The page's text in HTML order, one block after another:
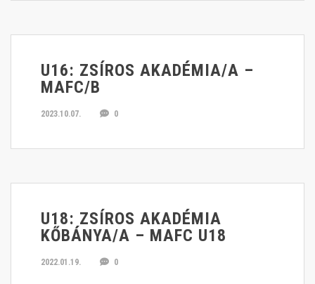
U16: ZSÍROS AKADÉMIA/A –
MAFC/B
2023.10.07. 0
U18: ZSÍROS AKADÉMIA
KŐBÁNYA/A – MAFC U18
2022.01.19. 0